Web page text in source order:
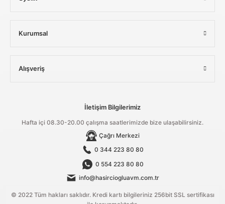
Kurumsal
Alışveriş
İletişim Bilgilerimiz
Hafta içi 08.30-20.00 çalışma saatlerimizde bize ulaşabilirsiniz.
Çağrı Merkezi
0 344 223 80 80
0 554 223 80 80
info@hasirciogluavm.com.tr
© 2022 Tüm hakları saklıdır. Kredi kartı bilgileriniz 256bit SSL sertifikası